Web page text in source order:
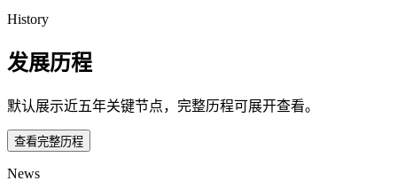
History
发展历程
默认展示近五年关键节点，完整历程可展开查看。
查看完整历程
News